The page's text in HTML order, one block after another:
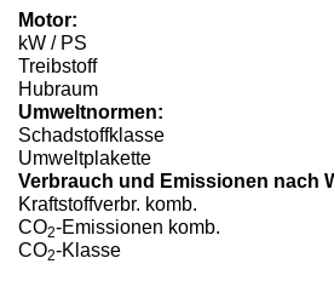
Motor:
kW / PS
Treibstoff
Hubraum
Umweltnormen:
Schadstoffklasse
Umweltplakette
Verbrauch und Emissionen nach
Kraftstoffverbr. komb.
CO2-Emissionen komb.
CO2-Klasse